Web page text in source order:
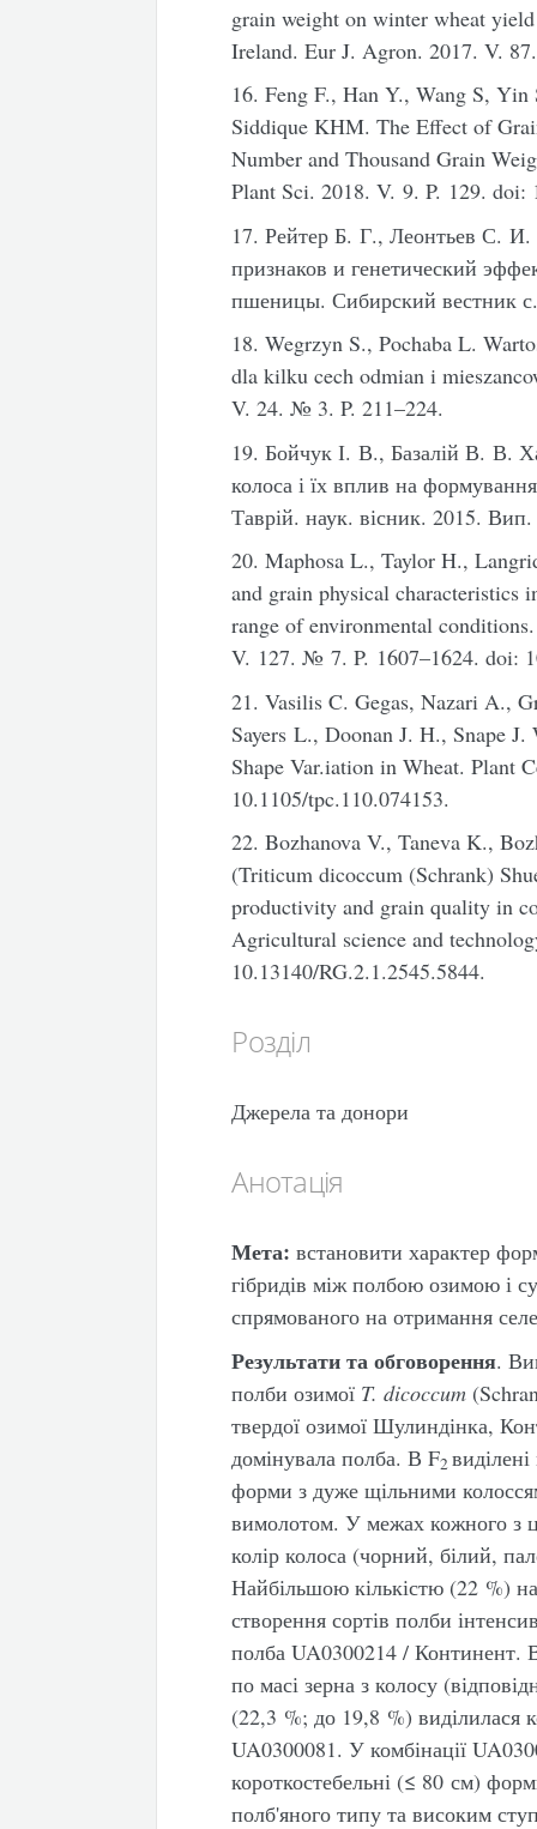
grain weight on winter wheat
Ireland. Eur J. Agron. 2017. V.
16. Feng F., Han Y., Wang S,
Siddique KHM. The Effect of
Number and Thousand Grain
Plant Sci. 2018. V. 9. P. 129. doi:
17. Рейтер Б. Г., Леонтьев С. И.
признаков и генетический
пшеницы. Сибирский вестник
18. Wegrzyn S., Pochaba L.
dla kilku cech odmian i
V. 24. № 3. P. 211–224.
19. Бойчук І. В., Базалій В. В.
колоса і їх вплив на
Таврій. наук. вісник. 2015.
20. Maphosa L., Taylor H.,
and grain physical characteristics
range of environmental
V. 127. № 7. P. 1607–1624. doi:
21. Vasilis C. Gegas, Nazari A.,
Sayers L., Doonan J. H., Snape
Shape Var.iation in Wheat. Plant
10.1105/tpc.110.074153.
22. Bozhanova V., Taneva K.,
(Triticum dicoccum (Schrank)
productivity and grain quality in
Agricultural science and
10.13140/RG.2.1.2545.5844.
Розділ
Джерела та донори
Анотація
Мета: встановити характер
гібридів між полбою озимою і
спрямованого на отримання
Результати та обговорення.
полби озимої T.dicoccum
твердої озимої Шулиндінка,
домінувала полба. В F2
форми з дуже щільними
вимолотом. У межах кожного з
колір колоса (чорний, білий,
Найбільшою кількістю (22 %)
створення сортів полби
полба UA0300214 / Континент.
по масі зерна з колосу
(22,3 %; до 19,8 %) виділилася
UA0300081. У комбінації
короткостебельні (≤ 80 см)
полб'яного типу та високим